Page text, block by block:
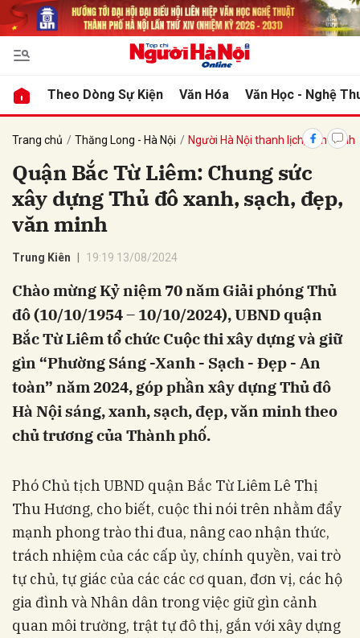
Theo Dòng Sự Kiện Văn Hóa Văn Học - Nghệ
Trang chủ Thăng Long - Hà Nội Người Hà Nội thanh lịch, văn minh
Quận Bắc Từ Liêm: Chung sức
xây dựng Thủ đô xanh, sạch, đẹp,
văn minh
Trung Kiên 19:19 13/08/2024
Chào mừng Kỷ niệm 70 năm Giải phóng Thủ
đô (10/10/1954 – 10/10/2024), UBND quận
Bắc Từ Liêm tổ chức Cuộc thi xây dựng và giữ
gìn “Phường Sáng -Xanh - Sạch - Đẹp - An
toàn” năm 2024, góp phần xây dựng Thủ đô
Hà Nội sáng, xanh, sạch, đẹp, văn minh theo
chủ trương của Thành phố.
Phó Chủ tịch UBND quận Bắc Từ Liêm Lê Thị
Thu Hương, cho biết, cuộc thi nói trên nhằm đẩy
mạnh phong trào thi đua, nâng cao nhận thức,
trách nhiệm của các cấp ủy, chính quyền, vai trò
tự chủ, tự giác của các các cơ quan, đơn vị, các hộ
gia đình và Nhân dân trong việc giữ gìn cảnh
quan môi trường, trật tự đô thị, gắn với xây dựng
luận